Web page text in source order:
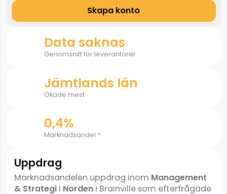
Skapa konto
Data saknas
Genomsnitt för leverantörer
Jämtlands län
Ökade mest
0,4%
Marknadsandel *
Uppdrag
Marknadsandelen uppdrag inom Management
& Strategii Nordeni Brainville som efterfrågade